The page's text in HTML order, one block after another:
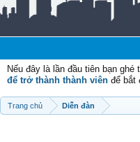
Nếu đây là lần đầu tiên bạn
để trở thành thành viên để bắt
Trang chủ Diễn đàn